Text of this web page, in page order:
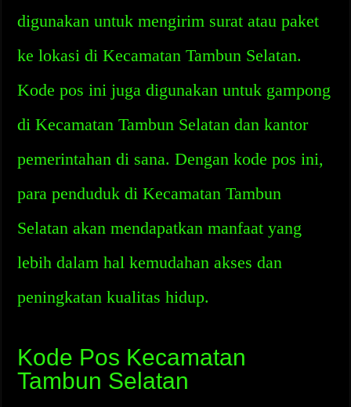
digunakan untuk mengirim surat atau paket
ke lokasi di Kecamatan Tambun Selatan.
Kode pos ini juga digunakan untuk gampong
di Kecamatan Tambun Selatan dan kantor
pemerintahan di sana. Dengan kode pos ini,
para penduduk di Kecamatan Tambun
Selatan akan mendapatkan manfaat yang
lebih dalam hal kemudahan akses dan
peningkatan kualitas hidup.
Kode Pos Kecamatan
Tambun Selatan